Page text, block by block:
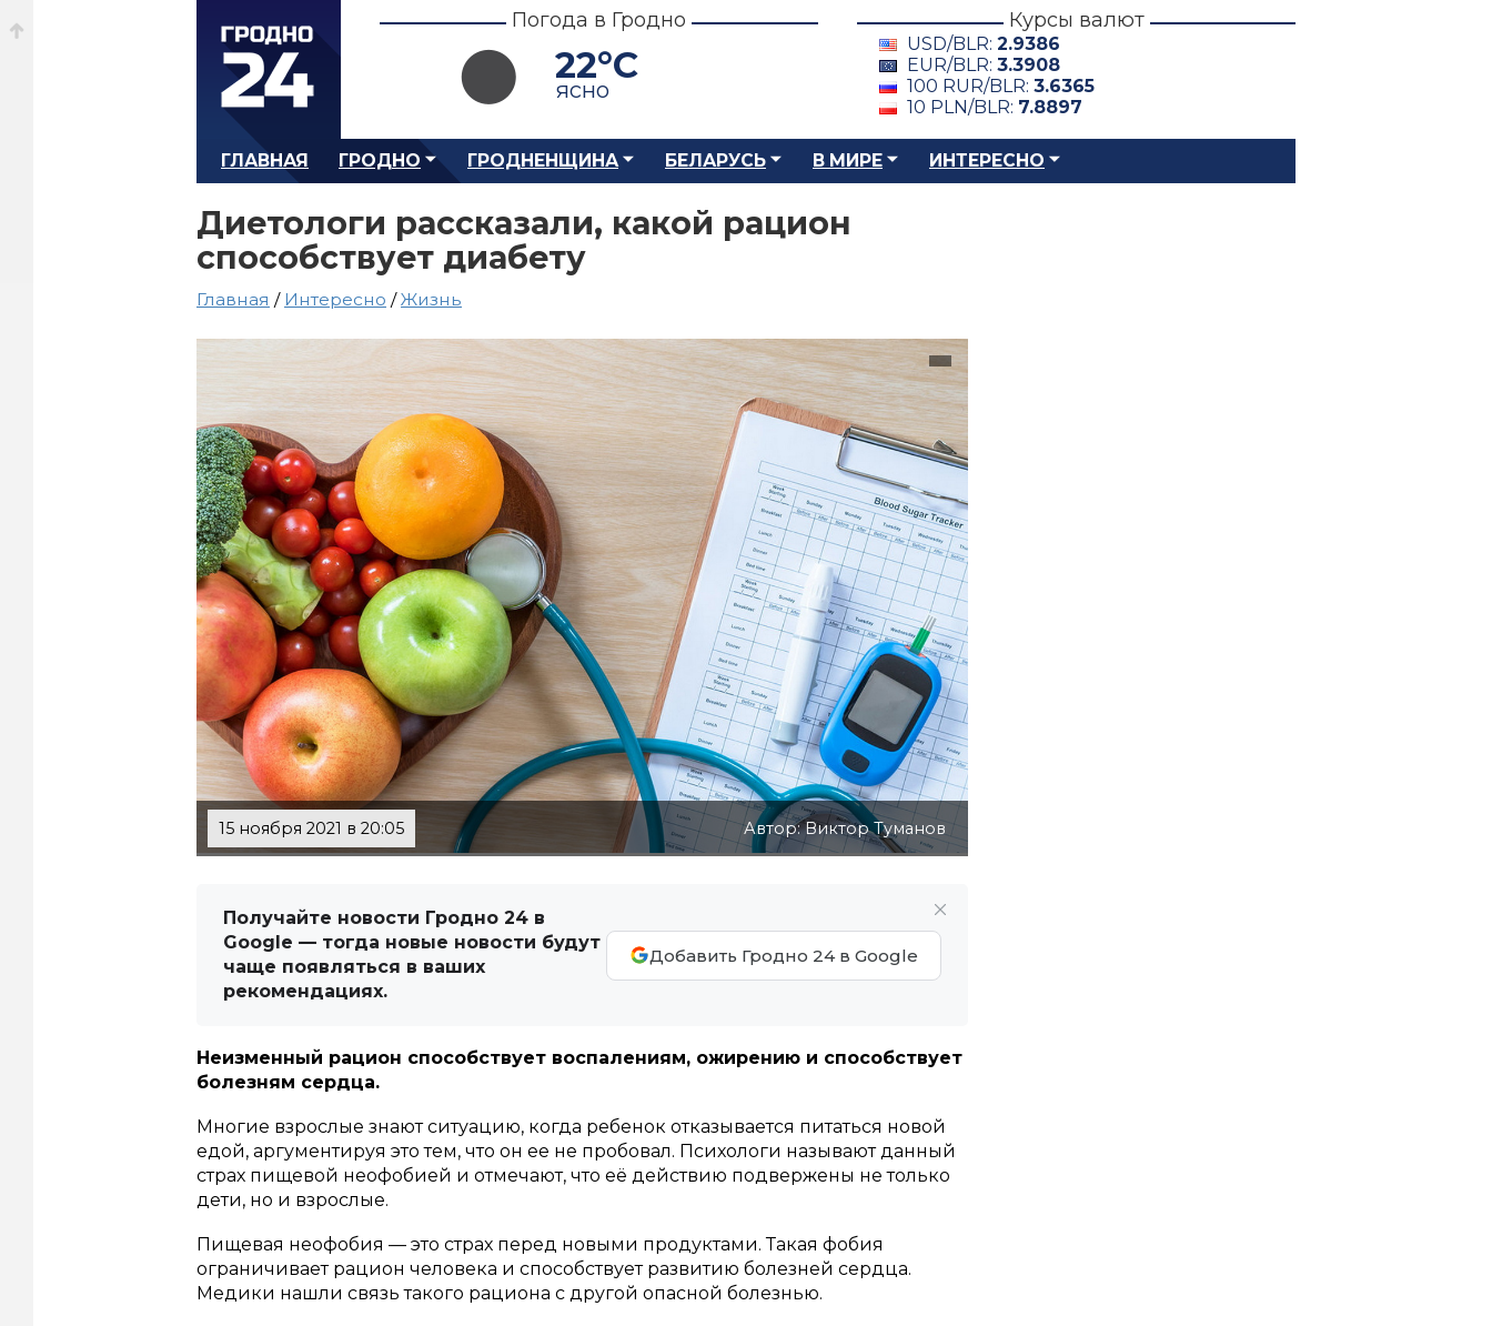
Погода в Гродно
22°C
ясно
Курсы валют
USD/BLR: 2.9386
EUR/BLR: 3.3908
100 RUR/BLR: 3.6365
10 PLN/BLR: 7.8897
ГЛАВНАЯ ГРОДНО ГРОДНЕНЩИНА БЕЛАРУСЬ В МИРЕ ИНТЕРЕСНО
Диетологи рассказали, какой рацион
способствует диабету
Главная / Интересно /Жизнь
15 ноября 2021 в 20:05 Автор: Виктор Туманов
Получайте новости Гродно 24 в
Google — тогда новые новости будут
чаще появляться в ваших
рекомендациях.
Добавить Гродно 24 в Google
Неизменный рацион способствует воспалениям, ожирению и способствует
болезням сердца.
Многие взрослые знают ситуацию, когда ребенок отказывается питаться новой
едой, аргументируя это тем, что он ее не пробовал. Психологи называют данный
страх пищевой неофобией и отмечают, что её действию подвержены не только
дети, но и взрослые.
Пищевая неофобия — это страх перед новыми продуктами. Такая фобия
ограничивает рацион человека и способствует развитию болезней сердца.
Медики нашли связь такого рациона с другой опасной болезнью.